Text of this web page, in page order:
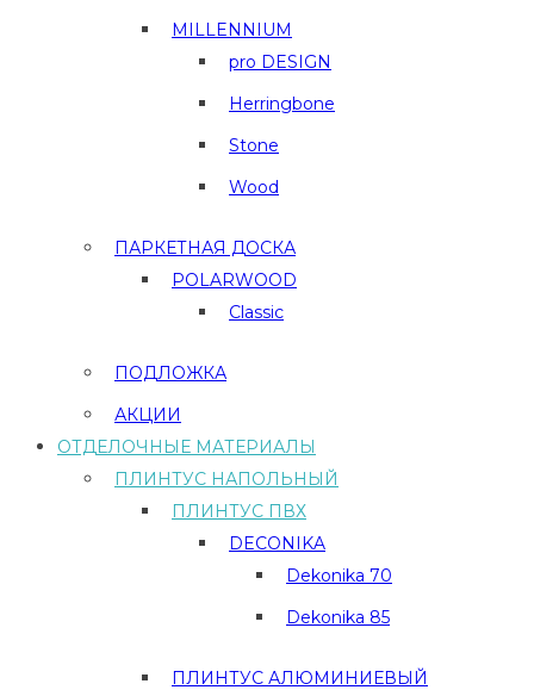
MILLENNIUM
pro DESIGN
Herringbone
Stone
Wood
ПАРКЕТНАЯ ДОСКА
POLARWOOD
Classic
ПОДЛОЖКА
АКЦИИ
ОТДЕЛОЧНЫЕ МАТЕРИАЛЫ
ПЛИНТУС НАПОЛЬНЫЙ
ПЛИНТУС ПВХ
DECONIKA
Dekonika 70
Dekonika 85
ПЛИНТУС АЛЮМИНИЕВЫЙ